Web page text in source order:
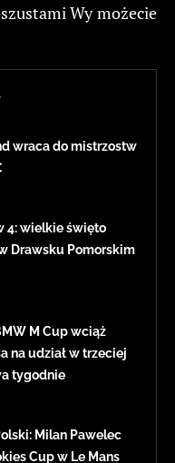
Wy możecie
wraca do mistrzostw
4: wielkie święto
Drawsku Pomorskim
M Cup wciąż
na udział w trzeciej
tygodnie
Milan Pawelec
Cup w Le Mans